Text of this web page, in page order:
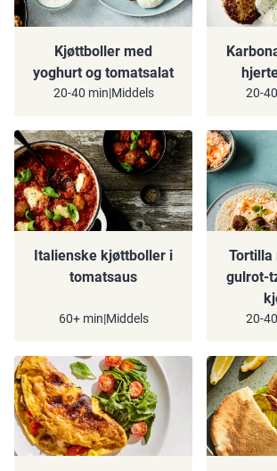
Kjøttboller med
yoghurt og tomatsalat
20-40 min|Middels 20-
Italienske kjøttboller i
tomatsaus
60+ min|Middels
Tortilla
gulrot-
20-